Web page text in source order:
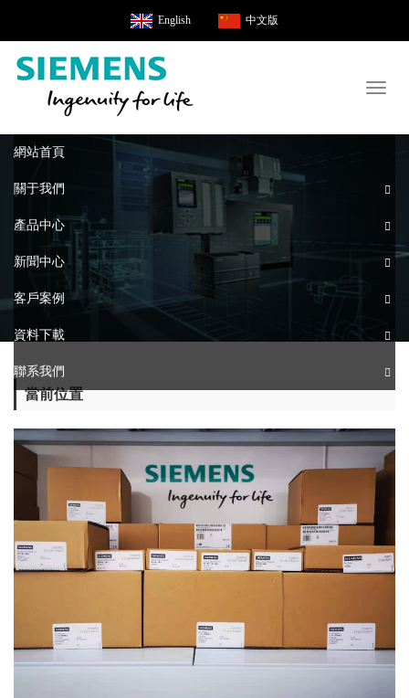
English 中文版
網站首頁
關于我們
產品中心
新聞中心
客戶案例
資料下載
聯系我們
當前位置